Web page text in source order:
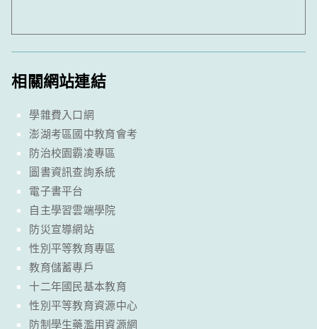
相關網站連結
學雜費入口網
澎湖考區國中教育會考
防治校園霸凌專區
圖書資訊查詢系統
電子書平台
自主學習雲端學院
防災宣導網站
性別平等教育專區
教育儲蓄專戶
十二年國民基本教育
性別平等教育資源中心
防制學生藥濫用資源網